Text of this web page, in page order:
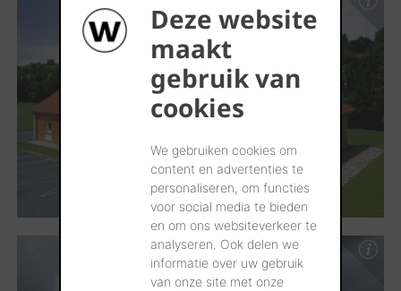
Deze website
maakt
gebruik van
cookies
We gebruiken cookies om
content en advertenties te
personaliseren, om functies
voor social media te bieden
en om ons websiteverkeer te
analyseren. Ook delen we
informatie over uw gebruik
van onze site met onze